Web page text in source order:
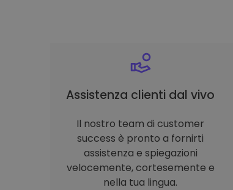
Assistenza clienti dal vivo
Il nostro team di customer
success è pronto a fornirti
assistenza e spiegazioni
velocemente, cortesemente e
nella tua lingua.